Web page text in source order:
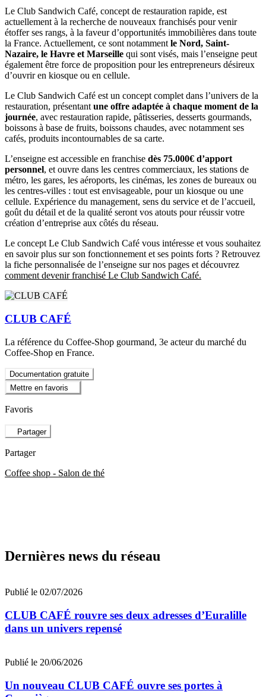
Le Club Sandwich Café, concept de restauration rapide, est
actuellement à la recherche de nouveaux franchisés pour venir
étoffer ses rangs, à la faveur d’opportunités immobilières dans toute
la France. Actuellement, ce sont notammentle Nord, Saint-
Nazaire, le Havre et Marseille qui sont visés, mais l’enseigne peut
également être force de proposition pour les entrepreneurs désireux
d’ouvrir en kiosque ou en cellule.
Le Club Sandwich Café est un concept complet dans l’univers de la
restauration, présentantune offre adaptée à chaque moment de la
journée, avec restauration rapide, pâtisseries, desserts gourmands,
boissons à base de fruits, boissons chaudes, avec notamment ses
cafés, produits incontournables de sa carte.
L’enseigne est accessible en franchise dès 75.000€ d’apport
personnel, et ouvre dans les centres commerciaux, les stations de
métro, les gares, les aéroports, les cinémas, les zones de bureaux ou
les centres-villes : tout est envisageable, pour un kiosque ou une
cellule. Expérience du management, sens du service et de l’accueil,
goût du détail et de la qualité seront vos atouts pour réussir votre
création d’entreprise aux côtés du réseau.
Le concept Le Club Sandwich Café vous intéresse et vous souhaitez
en savoir plus sur son fonctionnement et ses points forts ? Retrouvez
la fiche personnalisée de l’enseigne sur nos pages et découvrez
comment devenir franchisé Le Club Sandwich Café.
CLUB CAFÉ
La référence du Coffee-Shop gourmand, 3e acteur du marché du
Coffee-Shop en France.
Documentation gratuite
Mettre en favoris
Favoris
Partager
Partager
Coffee shop - Salon de thé
Dernières news du réseau
Publié le 02/07/2026
CLUB CAFÉ rouvre ses deux adresses d’Euralille
dans un univers repensé
Publié le 20/06/2026
Un nouveau CLUB CAFÉ ouvre ses portes à